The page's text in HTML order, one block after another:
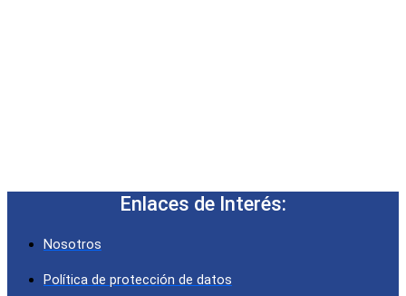
Enlaces de Interés:
Nosotros
Política de protección de datos